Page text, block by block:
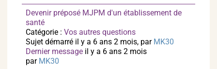
Devenir préposé MJPM d'un établissement de
santé
Catégorie : Vos autres questions
Sujet démarré il y a 6 ans 2 mois, par MK30
Dernier message il y a 6 ans 2 mois
par MK30